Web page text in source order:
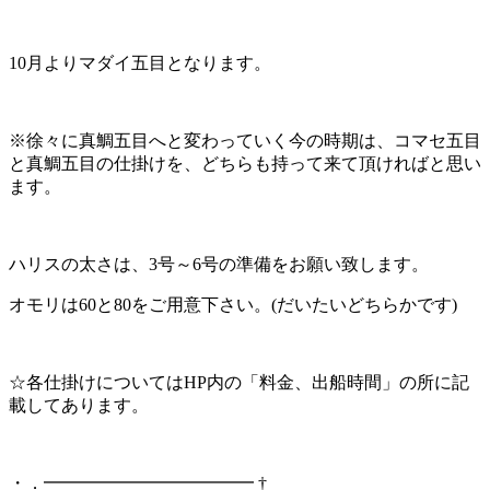
10月よりマダイ五目となります。
※徐々に真鯛五目へと変わっていく今の時期は、コマセ五目
と真鯛五目の仕掛けを、どちらも持って来て頂ければと思い
ます。
ハリスの太さは、3号～6号の準備をお願い致します。
オモリは60と80をご用意下さい。(だいたいどちらかです)
☆各仕掛けについてはHP内の「料金、出船時間」の所に記
載してあります。
・．━━━━━━━━━━━━ †